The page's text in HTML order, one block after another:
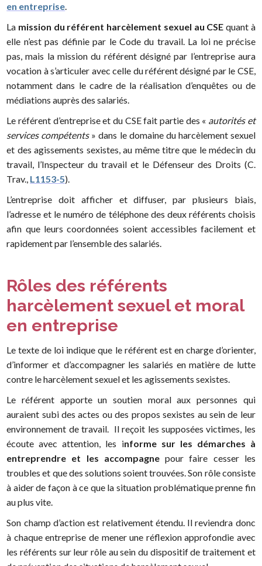
en entreprise.
La mission du référent harcèlement sexuel au CSE quant à
elle n’est pas définie par le Code du travail. La loi ne précise
pas, mais la mission du référent désigné par l’entreprise aura
vocation à s’articuler avec celle du référent désigné par le CSE,
notamment dans le cadre de la réalisation d’enquêtes ou de
médiations auprès des salariés.
Le référent d’entreprise et du CSE fait partie des « autorités et
services compétents» dans le domaine du harcèlement sexuel
et des agissements sexistes, au même titre que le médecin du
travail, l’Inspecteur du travail et le Défenseur des Droits (C.
Trav., L1153-5).
L’entreprise doit afficher et diffuser, par plusieurs biais,
l’adresse et le numéro de téléphone des deux référents choisis
afin que leurs coordonnées soient accessibles facilement et
rapidement par l’ensemble des salariés.
Rôles des référents
harcèlement sexuel et moral
en entreprise
Le texte de loi indique que le référent est en charge d’orienter,
d’informer et d’accompagner les salariés en matière de lutte
contre le harcèlement sexuel et les agissements sexistes.
Le référent apporte un soutien moral aux personnes qui
auraient subi des actes ou des propos sexistes au sein de leur
environnement de travail. Il reçoit les supposées victimes, les
écoute avec attention, les informe sur les démarches à
entreprendre et les accompagnepour faire cesser les
troubles et que des solutions soient trouvées. Son rôle consiste
à aider de façon à ce que la situation problématique prenne fin
au plus vite.
Son champ d’action est relativement étendu. Il reviendra donc
à chaque entreprise de mener une réflexion approfondie avec
les référents sur leur rôle au sein du dispositif de traitement et